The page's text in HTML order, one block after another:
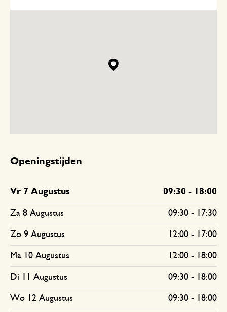
Openingstijden
Vr 7 Augustus 09:30 - 18:00
Za 8 Augustus 09:30 - 17:30
Zo 9 Augustus 12:00 - 17:00
Ma 10 Augustus 12:00 - 18:00
Di 11 Augustus 09:30 - 18:00
Wo 12 Augustus 09:30 - 18:00